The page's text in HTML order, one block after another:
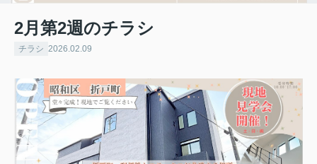
2月第2週のチラシ
チラシ 2026.02.09